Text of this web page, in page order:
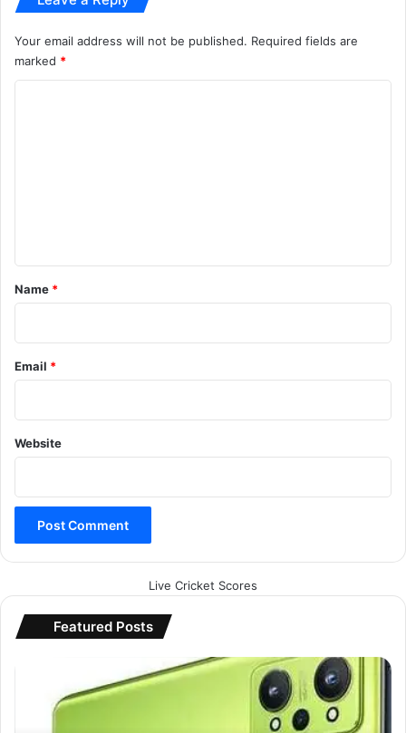
Your email address will not be published. Required fields are
marked *
*
Name *
Email *
Website
Live Cricket Scores
Featured Posts